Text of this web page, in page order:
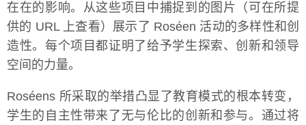
在在的影响。从这些项目中捕捉到的图片（可在所提
供的 URL 上查看）展示了 Roséen 活动的多样性和创
造性。每个项目都证明了给予学生探索、创新和领导
空间的力量。
Roséens 所采取的举措凸显了教育模式的根本转变，
学生的自主性带来了无与伦比的创新和参与。通过将